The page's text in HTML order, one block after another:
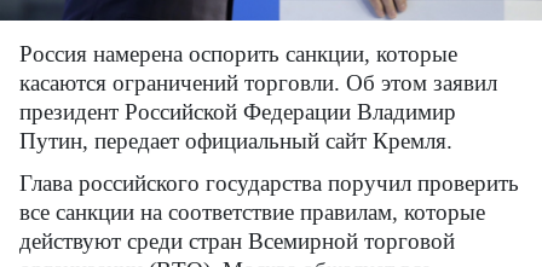
Россия намерена оспорить санкции, которые
касаются ограничений торговли. Об этом заявил
президент Российской Федерации Владимир
Путин, передает официальный сайт Кремля.
Глава российского государства поручил проверить
все санкции на соответствие правилам, которые
действуют среди стран Всемирной торговой